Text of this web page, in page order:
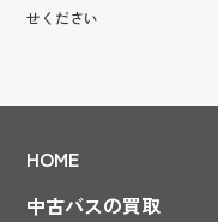
せください
HOME
中古バスの買取